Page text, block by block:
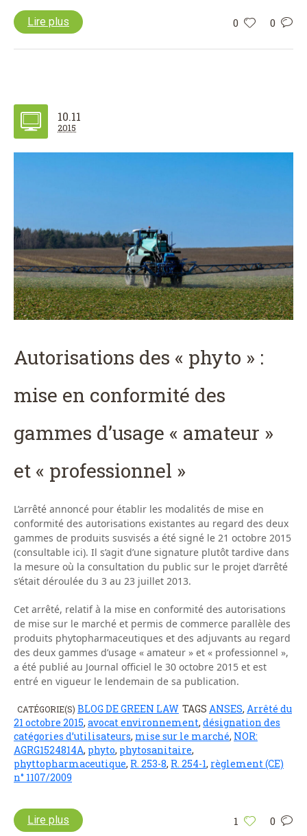
0 0
Lire plus
10.11
2015
Autorisations des « phyto » :
mise en conformité des
gammes d’usage « amateur »
et « professionnel »
L’arrêté annoncé pour établir les modalités de mise en
conformité des autorisations existantes au regard des deux
gammes de produits susvisés a été signé le 21 octobre 2015
(consultable ici). Il s’agit d’une signature plutôt tardive dans
la mesure où la consultation du public sur le projet d’arrêté
s’était déroulée du 3 au 23 juillet 2013.
Cet arrêté, relatif à la mise en conformité des autorisations
de mise sur le marché et permis de commerce parallèle des
produits phytopharmaceutiques et des adjuvants au regard
des deux gammes d’usage « amateur » et « professionnel »,
a été publié au Journal officiel le 30 octobre 2015 et est
entré en vigueur le lendemain de sa publication.
CATÉGORIE(S) BLOG DE GREEN LAW TAGS ANSES, Arrêté du
21 octobre 2015, avocat environnement, désignation des
catégories d’utilisateurs, mise sur le marché, NOR:
AGRG1524814A, phyto, phytosanitaire,
phyttopharmaceutique, R. 253-8, R. 254-1, règlement (CE)
n° 1107/2009
1 0
Lire plus